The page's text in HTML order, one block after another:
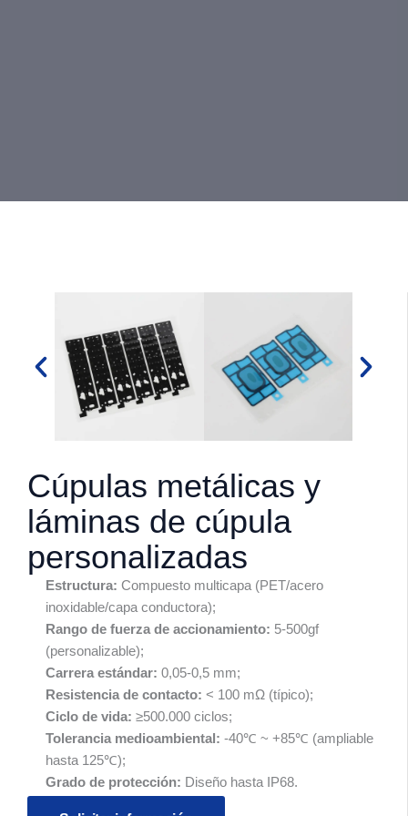
Cúpulas metálicas y
láminas de cúpula
personalizadas
Estructura: Compuesto multicapa (PET/acero
inoxidable/capa conductora);
Rango de fuerza de accionamiento: 5-500gf
(personalizable);
Carrera estándar: 0,05-0,5 mm;
Resistencia de contacto: < 100 mΩ (típico);
Ciclo de vida: ≥500.000 ciclos;
Tolerancia medioambiental: -40℃ ~ +85℃ (ampliable
hasta 125℃);
Grado de protección: Diseño hasta IP68.